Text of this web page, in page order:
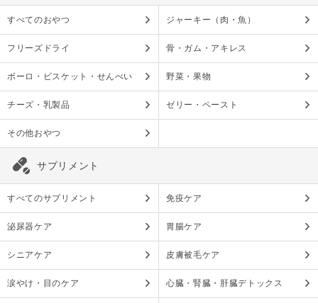
すべてのおやつ ジャーキー（肉・魚）
フリーズドライ 骨・ガム・アキレス
ボーロ・ビスケット・せんべい 野菜・果物
チーズ・乳製品 ゼリー・ペースト
その他おやつ
サプリメント
すべてのサプリメント 免疫ケア
泌尿器ケア 胃腸ケア
シニアケア 皮膚被毛ケア
涙やけ・目のケア 心臓・腎臓・肝臓デトックス